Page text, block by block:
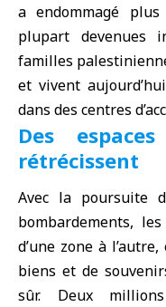
a endommagé
plupart devenues
familles
et vivent
dans des centres
Des
rétrécissent
Avec la poursuite
bombardements,
d’une zone à
biens et de
sûr. Deux